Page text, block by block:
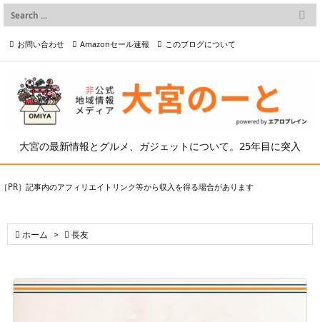
大宮の最新情報とグルメ、ガジェットについて。25年目に突入

メニュー

検索
お問い合わせ Amazonセール速報 このブログについて
プライバシーポリシー等
［PR］記事内のアフィリエイトリンク等から収入を得る場合があります
 ホーム >  長友